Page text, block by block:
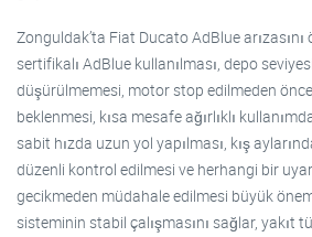
Zonguldak’ta Fiat Ducato AdBlue
sertifikalı AdBlue kullanılması, depo
düşürülmemesi, motor stop edilmeden
beklenmesi, kısa mesafe ağırlıklı
sabit hızda uzun yol yapılması, kış
düzenli kontrol edilmesi ve herhangi bir
gecikmeden müdahale edilmesi büyük
sisteminin stabil çalışmasını sağlar, yakıt